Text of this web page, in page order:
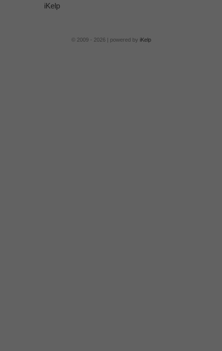
iKelp
© 2009 - 2026 | powered by iKelp